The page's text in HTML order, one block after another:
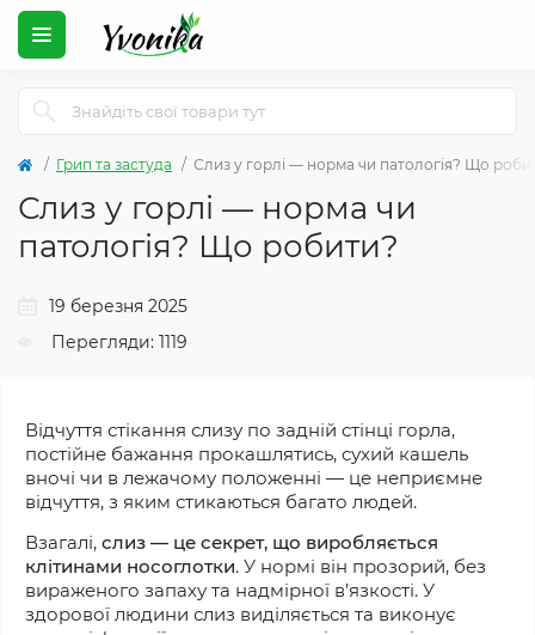
Грип та застуда Слиз у горлі — норма чи патологія? Що
Слиз у горлі — норма чи
патологія? Що робити?
19 березня 2025
Перегляди: 1119
Відчуття стікання слизу по задній стінці горла,
постійне бажання прокашлятись, сухий кашель
вночі чи в лежачому положенні — це неприємне
відчуття, з яким стикаються багато людей.
Взагалі, слиз — це секрет, що виробляється
клітинами носоглотки. У нормі він прозорий, без
вираженого запаху та надмірної в’язкості. У
здорової людини слиз виділяється та виконує